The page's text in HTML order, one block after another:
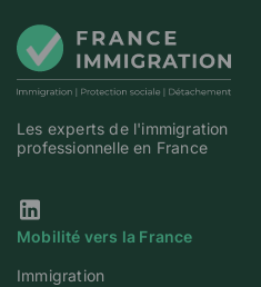
Les experts de l'immigration
professionnelle en France
Notre page Linkedin
Mobilité vers la France
Immigration